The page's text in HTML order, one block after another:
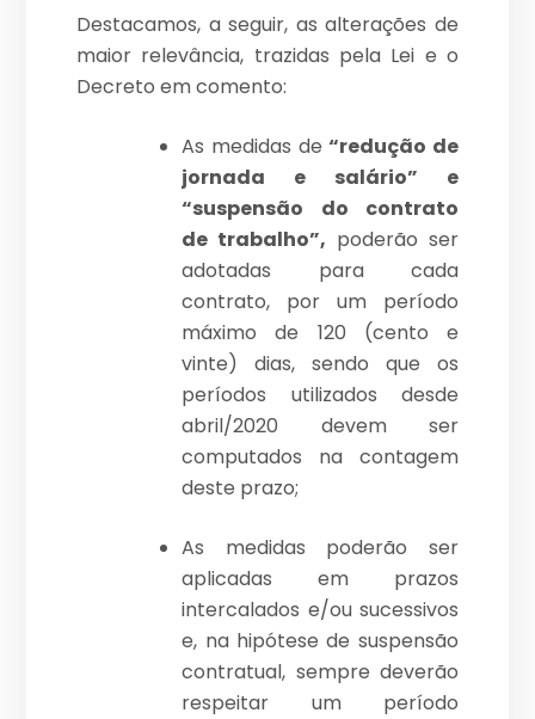
Destacamos, a seguir, as alterações de
maior relevância, trazidas pela Lei e o
Decreto em comento:
As medidas de“redução de
jornada e salário” e
“suspensão do contrato
de trabalho”, poderão ser
adotadas para cada
contrato, por um período
máximo de 120 (cento e
vinte) dias, sendo que os
períodos utilizados desde
abril/2020 devem ser
computados na contagem
deste prazo;
As medidas poderão ser
aplicadas em prazos
intercalados e/ou sucessivos
e, na hipótese de suspensão
contratual, sempre deverão
respeitar um período